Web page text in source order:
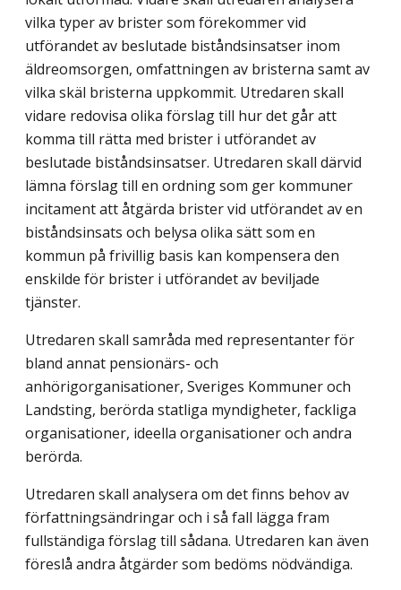
vilka typer av brister som förekommer vid
utförandet av beslutade biståndsinsatser inom
äldreomsorgen, omfattningen av bristerna samt av
vilka skäl bristerna uppkommit. Utredaren skall
vidare redovisa olika förslag till hur det går att
komma till rätta med brister i utförandet av
beslutade biståndsinsatser. Utredaren skall därvid
lämna förslag till en ordning som ger kommuner
incitament att åtgärda brister vid utförandet av en
biståndsinsats och belysa olika sätt som en
kommun på frivillig basis kan kompensera den
enskilde för brister i utförandet av beviljade
tjänster.
Utredaren skall samråda med representanter för
bland annat pensionärs- och
anhörigorganisationer, Sveriges Kommuner och
Landsting, berörda statliga myndigheter, fackliga
organisationer, ideella organisationer och andra
berörda.
Utredaren skall analysera om det finns behov av
författningsändringar och i så fall lägga fram
fullständiga förslag till sådana. Utredaren kan även
föreslå andra åtgärder som bedöms nödvändiga.